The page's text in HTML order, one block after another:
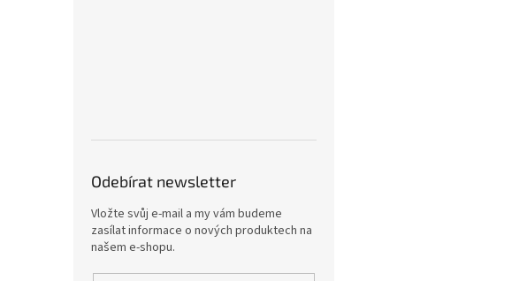
Odebírat newsletter
Vložte svůj e-mail a my vám budeme
zasílat informace o nových produktech na
našem e-shopu.